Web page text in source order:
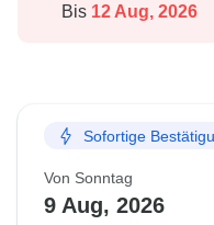
Bis 12 Aug, 2026
Sofortige
Von Sonntag
9 Aug, 2026